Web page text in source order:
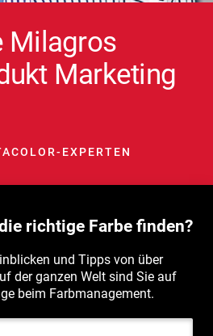
Milagros
Marketing
EXPERTEN
richtige Farbe finden?
und Tipps von über
der ganzen Welt sind Sie auf
beim Farbmanagement.
Email Address